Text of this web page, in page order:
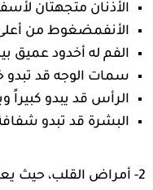
الأذنان متجهتان
الأنفمضغوط من
الفم له أخدود عميق
سمات الوجه قد تبدو
الرأس قد يبدو كبيراً
البشرة قد تبدو
2- أمراض القلب، حيث